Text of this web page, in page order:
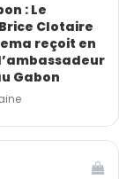
: Le
Clotaire
reçoit en
Gabon